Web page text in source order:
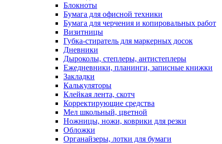
Блокноты
Бумага для офисной техники
Бумага для черчения и копировальных работ
Визитницы
Губка-стиратель для маркерных досок
Дневники
Дыроколы, степлеры, антистеплеры
Ежедневники, планинги, записные книжки
Закладки
Калькуляторы
Клейкая лента, скотч
Корректирующие средства
Мел школьный, цветной
Ножницы, ножи, коврики для резки
Обложки
Органайзеры, лотки для бумаги